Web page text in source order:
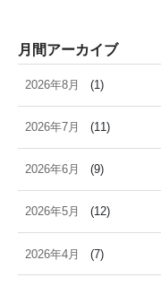
月間アーカイブ
2026年8月 (1)
2026年7月 (11)
2026年6月 (9)
2026年5月 (12)
2026年4月 (7)